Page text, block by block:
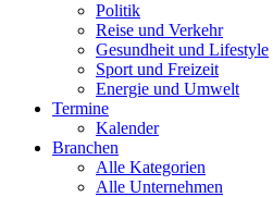
Politik
Reise und Verkehr
Gesundheit und Lifestyle
Sport und Freizeit
Energie und Umwelt
Termine
Kalender
Branchen
Alle Kategorien
Alle Unternehmen